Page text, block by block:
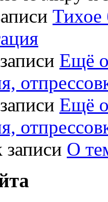
Тихое
Ещё
Ещё
записи О